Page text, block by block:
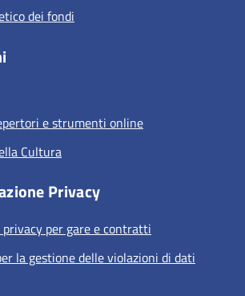
dei fondi
e strumenti online
Cultura
Privacy
per gare e contratti
la gestione delle violazioni di dati